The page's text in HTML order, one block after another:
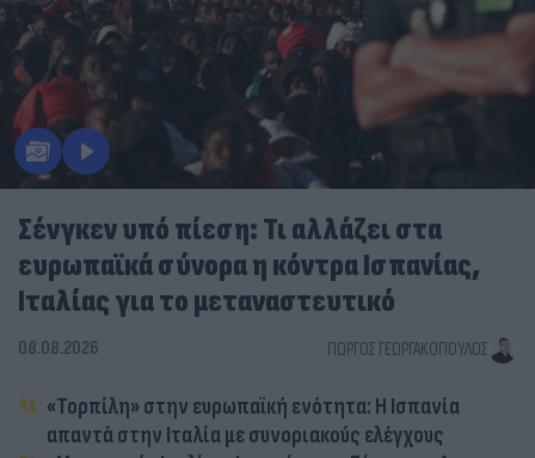
Σένγκεν υπό πίεση: Τι αλλάζει στα
ευρωπαϊκά σύνορα η κόντρα Ισπανίας,
Ιταλίας για το μεταναστευτικό
08.08.2026 ΓΙΏΡΓΟΣ ΓΕΩΡΓΑΚΌΠΟΥΛΟΣ
«Τορπίλη» στην ευρωπαϊκή ενότητα: Η Ισπανία
απαντά στην Ιταλία με συνοριακούς ελέγχους